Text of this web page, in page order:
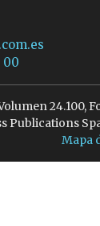
00
24.100,
Publications
Mapa